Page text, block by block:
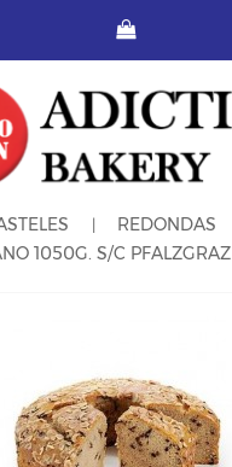
REDONDAS
1050G. S/C PFALZGRAZ